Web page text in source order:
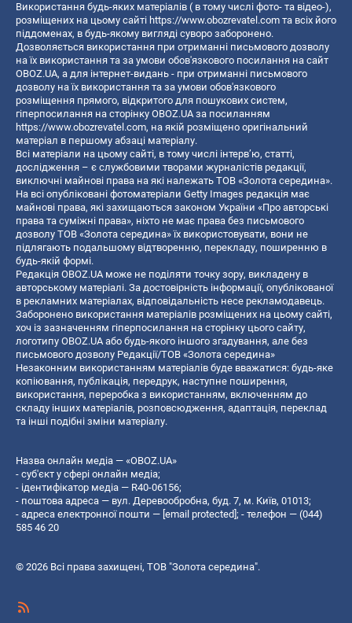
Використання будь-яких матеріалів ( в тому числі фото- та відео-),
розміщених на цьому сайті https://www.obozrevatel.com та всіх його
піддоменах, в будь-якому вигляді суворо заборонено.
Дозволяється використання при отриманні письмового дозволу
на їх використання та за умови обов'язкового посилання на сайт
OBOZ.UA, а для інтернет-видань - при отриманні письмового
дозволу на їх використання та за умови обов'язкового
розміщення прямого, відкритого для пошукових систем,
гіперпосилання на сторінку OBOZ.UA за посиланням
https://www.obozrevatel.com, на якій розміщено оригінальний
матеріал в першому абзаці матеріалу.
Всі матеріали на цьому сайті, в тому числі інтерв’ю, статті,
дослідження – є службовими творами журналістів редакції,
виключні майнові права на які належать ТОВ «Золота середина».
На всі опубліковані фотоматеріали Getty Images редакція має
майнові права, які захищаються законом України «Про авторські
права та суміжні права», ніхто не має права без письмового
дозволу ТОВ «Золота середина» їх використовувати, вони не
підлягають подальшому відтворенню, перекладу, поширенню в
будь-якій формі.
Редакція OBOZ.UA може не поділяти точку зору, викладену в
авторському матеріалі. За достовірність інформації, опублікованої
в рекламних матеріалах, відповідальність несе рекламодавець.
Заборонено використання матеріалів розміщених на цьому сайті,
хоч із зазначенням гіперпосилання на сторінку цього сайту,
логотипу OBOZ.UA або будь-якого іншого згадування, але без
письмового дозволу Редакції/ТОВ «Золота середина»
Незаконним використанням матеріалів буде вважатися: будь-яке
копiювання, публiкацiя, передрук, наступне поширення,
використання, переробка з використанням, включенням до
складу інших матеріалів, розповсюдження, адаптація, переклад
та інші подібні зміни матеріалу.
Назва онлайн медіа — «OBOZ.UA»
- суб'єкт у сфері онлайн медіа;
- ідентифікатор медіа — R40-06156;
- поштова адреса — вул. Деревообробна, буд. 7, м. Київ, 01013;
- адреса електронної пошти — [email protected] ; - телефон — (044)
585 46 20
© 2026 Всі права захищені, ТОВ "Золота середина".